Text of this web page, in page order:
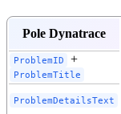
Pole Dynatrace
ProblemID +
ProblemTitle
ProblemDetailsText